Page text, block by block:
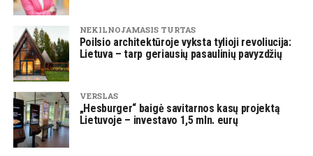
NEKILNOJAMASIS TURTAS
Poilsio architektūroje vyksta tylioji revoliucija:
Lietuva – tarp geriausių pasaulinių pavyzdžių
VERSLAS
„Hesburger“ baigė savitarnos kasų projektą
Lietuvoje – investavo 1,5 mln. eurų